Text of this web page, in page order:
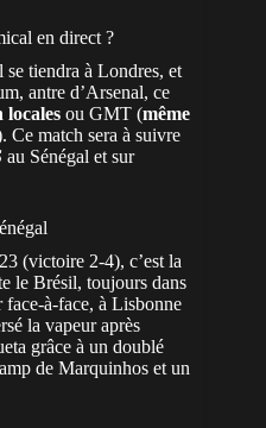
en direct ?
se tiendra à Londres, et
antre d’Arsenal, ce
locales ou GMT (même
Ce match sera à suivre
au Sénégal et sur
(victoire 2-4), c’est la
le Brésil, toujours dans
à-face, à Lisbonne
la vapeur après
grâce à un doublé
de Marquinhos et un